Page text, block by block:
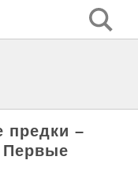
предки –